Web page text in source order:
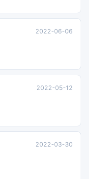
2022-06-06
2022-05-12
2022-03-30